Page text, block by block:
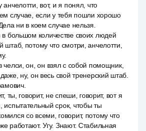
анчелотти, вот, и я понял, что
случае, если у тебя пошли хорошо
ни в коем случае нельзя.
в большом количестве своих людей
штаб, потому что смотри, анчелотти,
челси, он, он взял с собой помощник,
ну, он весь свой тренерский штаб.
ты, говорит, не спеши, говорит, вот я
испытательный срок, чтобы ты
со всеми, говорит, потому что
работают. Угу. Знают. Стабильная